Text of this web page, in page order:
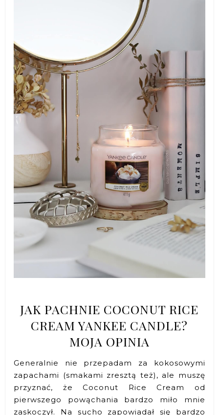
JAK PACHNIE COCONUT RICE
CREAM YANKEE CANDLE?
MOJA OPINIA
Generalnie nie przepadam za kokosowymi
zapachami (smakami zresztą też), ale muszę
przyznać, że Coconut Rice Cream od
pierwszego powąchania bardzo miło mnie
zaskoczył. Na sucho zapowiadał się bardzo